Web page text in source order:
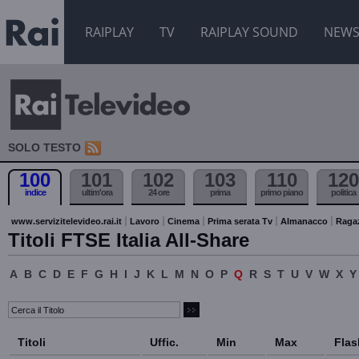
RAIPLAY TV RAIPLAY SOUND NEWS
SOLO TESTO
100
indice
101
ultim'ora
102
24 ore
103
prima
110
primo piano
120
politica
www.servizitelevideo.rai.it Lavoro Cinema Prima serata Tv Almanacco
Titoli FTSE Italia All-Share
A B C D E F G H I J K L M N O P Q R S T U V W X Y
Titoli Uffic. Min Max